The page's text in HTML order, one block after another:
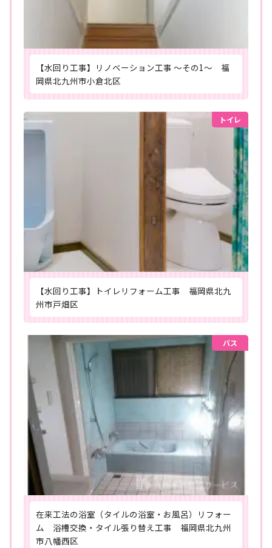
【水回り工事】リノベーション工事 ～その1～ 福
岡県北九州市小倉北区
トイレ
【水回り工事】トイレリフォーム工事 福岡県北九
州市戸畑区
バス
在来工法の浴室（タイルの浴室・お風呂）リフォー
ム 浴槽交換・タイル張り替え工事 福岡県北九州
市八幡西区